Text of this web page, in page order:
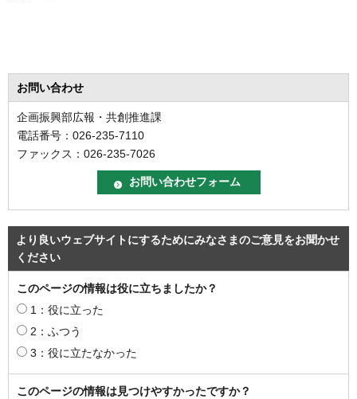
お問い合わせ
企画振興部広報・共創推進課
電話番号：026-235-7110
ファックス：026-235-7026
より良いウェブサイトにするためにみなさまのご意見をお聞かせ
ください
このページの情報は役に立ちましたか？
1：役に立った
2：ふつう
3：役に立たなかった
このページの情報は見つけやすかったですか？